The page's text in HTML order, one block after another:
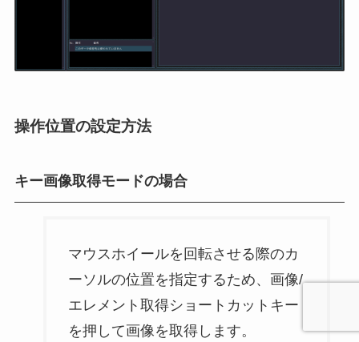
操作位置の設定方法
キー画像取得モードの場合
マウスホイールを回転させる際のカ
ーソルの位置を指定するため、画像/
エレメント取得ショートカットキー
を押して画像を取得します。